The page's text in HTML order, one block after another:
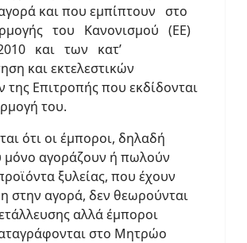
και που εμπίπτουν στο
του Κανονισμού (ΕΕ)
και των κατ’
και εκτελεστικών
της Επιτροπής που εκδίδονται
του.
ότι οι έμποροι, δηλαδή
μόνο αγοράζουν ή πωλούν
ξυλείας, που έχουν
στην αγορά, δεν θεωρούνται
αλλά έμποροι
στο Μητρώο